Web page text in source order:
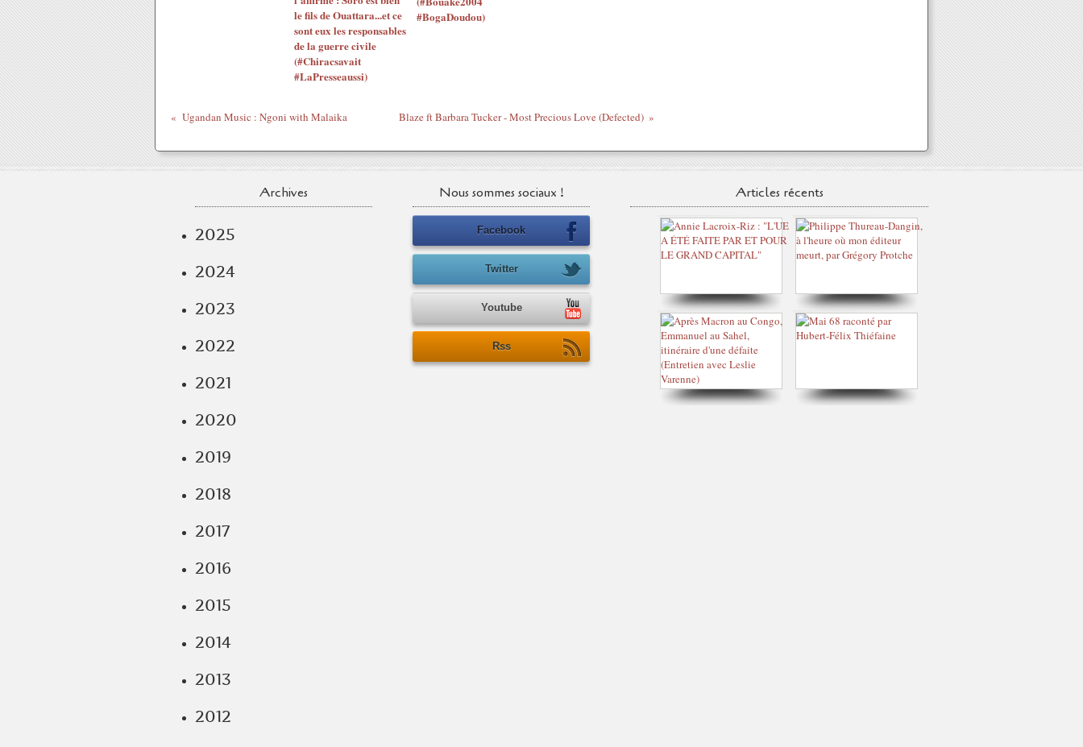
le fils de Ouattara...et ce
sont eux les responsables
de la guerre civile
(#Chiracsavait
#LaPresseaussi)
#BogaDoudou)
Ugandan Music : Ngoni with Malaika Blaze ft Barbara Tucker - Most Precious Love (Defected)
Archives
2025
2024
2023
2022
2021
2020
2019
2018
2017
2016
2015
2014
2013
2012
Nous sommes sociaux !
Facebook
Twitter
Youtube
Rss
Articles récents